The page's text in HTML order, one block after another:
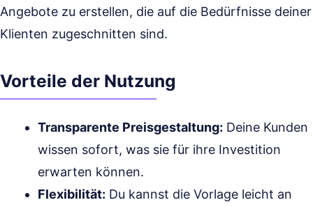
Angebote zu erstellen, die auf die Bedürfnisse deiner
Klienten zugeschnitten sind.
Vorteile der Nutzung
Transparente Preisgestaltung: Deine Kunden
wissen sofort, was sie für ihre Investition
erwarten können.
Flexibilität: Du kannst die Vorlage leicht an